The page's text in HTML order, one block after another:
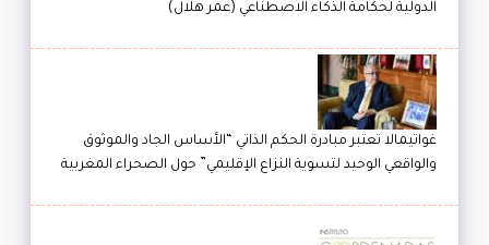
الدولية لحكامة الذكاء الاصطناعي (عمر هلال)
غواتيمالا تعتبر مبادرة الحكم الذاتي “الأساس الجاد والموثوق
والواقعي الوحيد لتسوية النزاع الإقليمي” حول الصحراء المغربية